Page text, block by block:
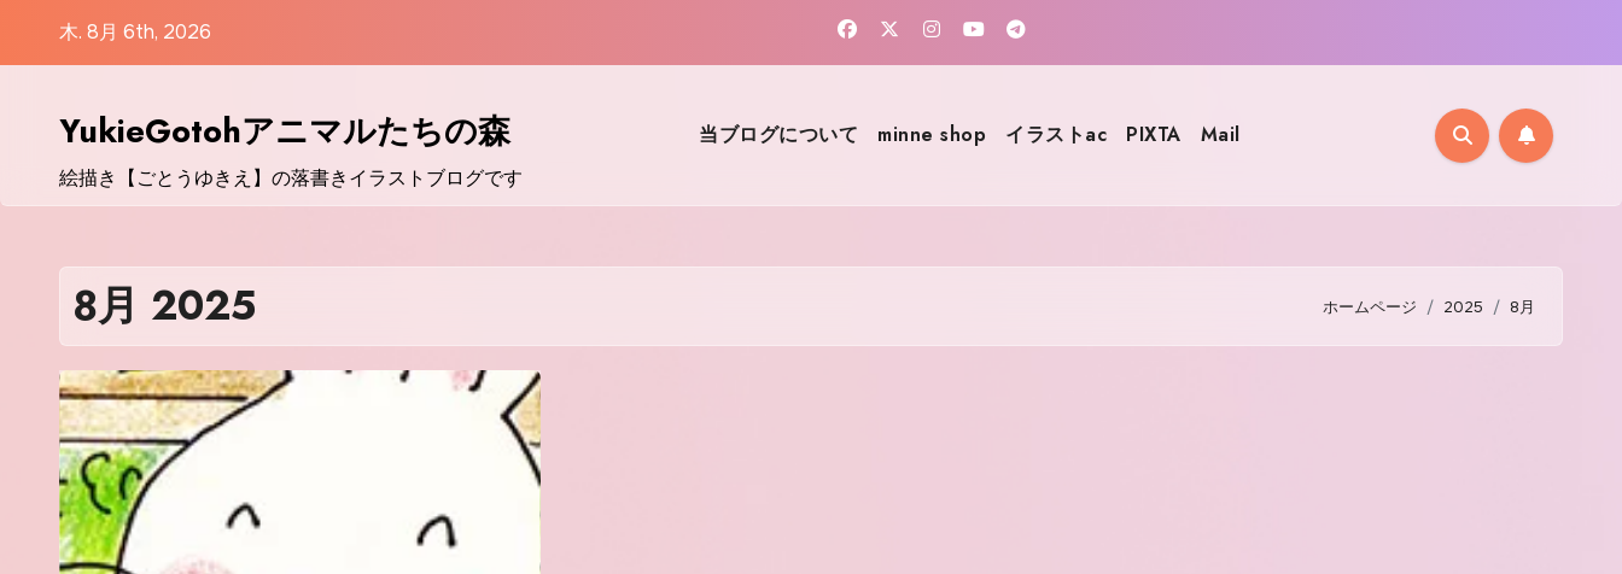
木. 8月 6th, 2026
YukieGotohアニマルたちの森
絵描き【ごとうゆきえ】の落書きイラストブログです
当ブログについて minne shop イラストac PIXTA Mail
8月 2025 ホームページ 2025 8月